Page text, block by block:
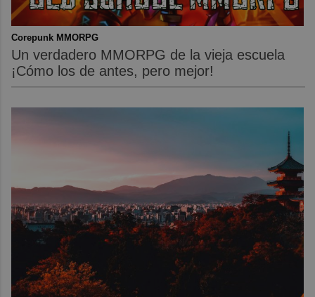
Corepunk MMORPG
Un verdadero MMORPG de la vieja escuela
¡Cómo los de antes, pero mejor!